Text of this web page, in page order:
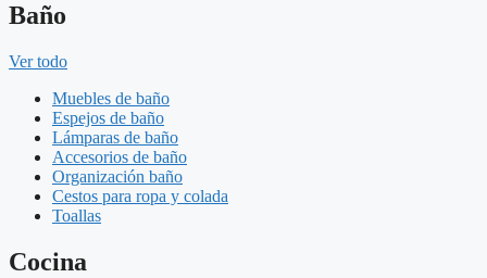
Baño
Ver todo
Muebles de baño
Espejos de baño
Lámparas de baño
Accesorios de baño
Organización baño
Cestos para ropa y colada
Toallas
Cocina